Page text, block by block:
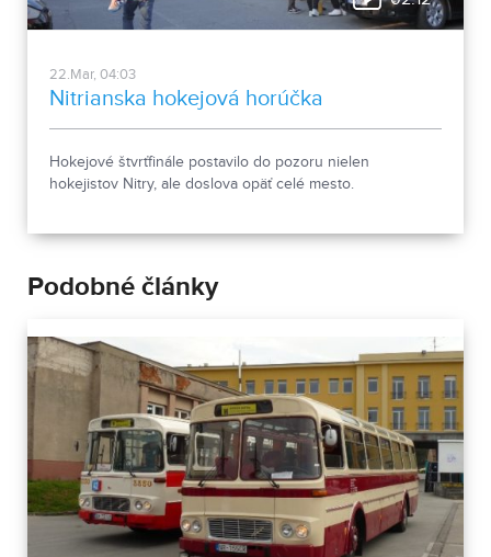
22.Mar, 04:03
Nitrianska hokejová horúčka
Hokejové štvrťfinále postavilo do pozoru nielen
hokejistov Nitry, ale doslova opäť celé mesto.
Podobné články